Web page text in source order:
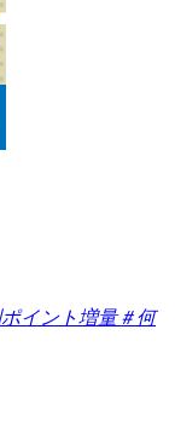
イント増量＃何